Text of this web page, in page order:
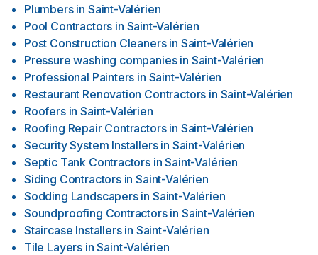
Plumbers in Saint-Valérien
Pool Contractors in Saint-Valérien
Post Construction Cleaners in Saint-Valérien
Pressure washing companies in Saint-Valérien
Professional Painters in Saint-Valérien
Restaurant Renovation Contractors in Saint-Valérien
Roofers in Saint-Valérien
Roofing Repair Contractors in Saint-Valérien
Security System Installers in Saint-Valérien
Septic Tank Contractors in Saint-Valérien
Siding Contractors in Saint-Valérien
Sodding Landscapers in Saint-Valérien
Soundproofing Contractors in Saint-Valérien
Staircase Installers in Saint-Valérien
Tile Layers in Saint-Valérien